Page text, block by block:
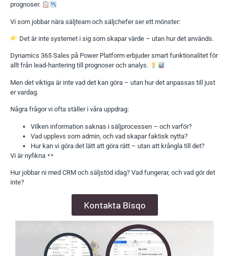
prognoser.
Vi som jobbar nära säljteam och säljchefer ser ett mönster:
Det är inte systemet i sig som skapar värde – utan hur det används.
Dynamics 365 Sales på Power Platform erbjuder smart funktionalitet för
allt från lead-hantering till prognoser och analys.
Men det viktiga är inte vad det kan göra – utan hur det anpassas till just
er vardag.
Några frågor vi ofta ställer i våra uppdrag:
Vilken information saknas i säljprocessen – och varför?
Vad upplevs som admin, och vad skapar faktisk nytta?
Hur kan vi göra det lätt att göra rätt – utan att krångla till det?
Vi är nyfikna
Hur jobbar ni med CRM och säljstöd idag? Vad fungerar, och vad gör det
inte?
Kontakta Bisqo